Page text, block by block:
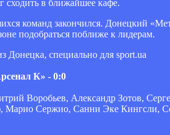
сходить в ближайшее кафе.
команд закончился. Донецкий
подобраться поближе к лидерам.
специально для sport.ua
К» - 0:0
Воробьев, Александр Зотов,
Марио Сержио, Санни Эке Кингсли,